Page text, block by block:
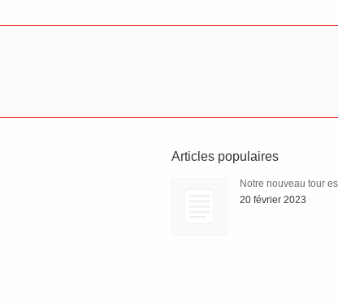
Articles populaires
Notre nouveau tour
20 février 2023